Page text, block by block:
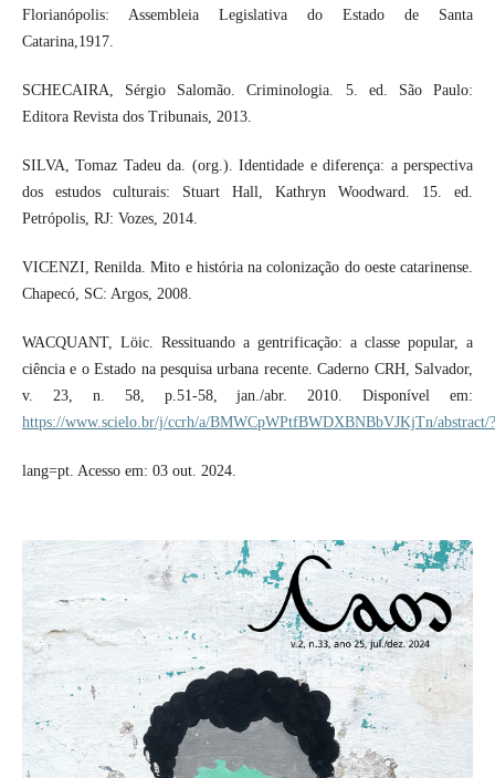
Florianópolis: Assembleia Legislativa do Estado de Santa
Catarina,1917.
SCHECAIRA, Sérgio Salomão. Criminologia. 5. ed. São Paulo:
Editora Revista dos Tribunais, 2013.
SILVA, Tomaz Tadeu da. (org.). Identidade e diferença: a perspectiva
dos estudos culturais: Stuart Hall, Kathryn Woodward. 15. ed.
Petrópolis, RJ: Vozes, 2014.
VICENZI, Renilda. Mito e história na colonização do oeste catarinense.
Chapecó, SC: Argos, 2008.
WACQUANT, Löic. Ressituando a gentrificação: a classe popular, a
ciência e o Estado na pesquisa urbana recente. Caderno CRH, Salvador,
v. 23, n. 58, p.51-58, jan./abr. 2010. Disponível em:
https://www.scielo.br/j/ccrh/a/BMWCpWPtfBWDXBNBbVJKjTn/abstract/?
lang=pt. Acesso em: 03 out. 2024.